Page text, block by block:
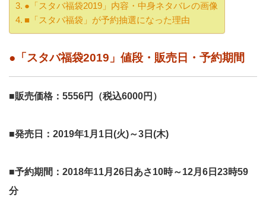
●「スタバ福袋2019」内容・中身ネタバレの画像
■「スタバ福袋」が予約抽選になった理由
●「スタバ福袋2019」値段・販売日・予約期間
■販売価格：5556円（税込6000円）
■発売日：2019年1月1日(火)～3日(木)
■予約期間：2018年11月26日あさ10時～12月6日23時59
分